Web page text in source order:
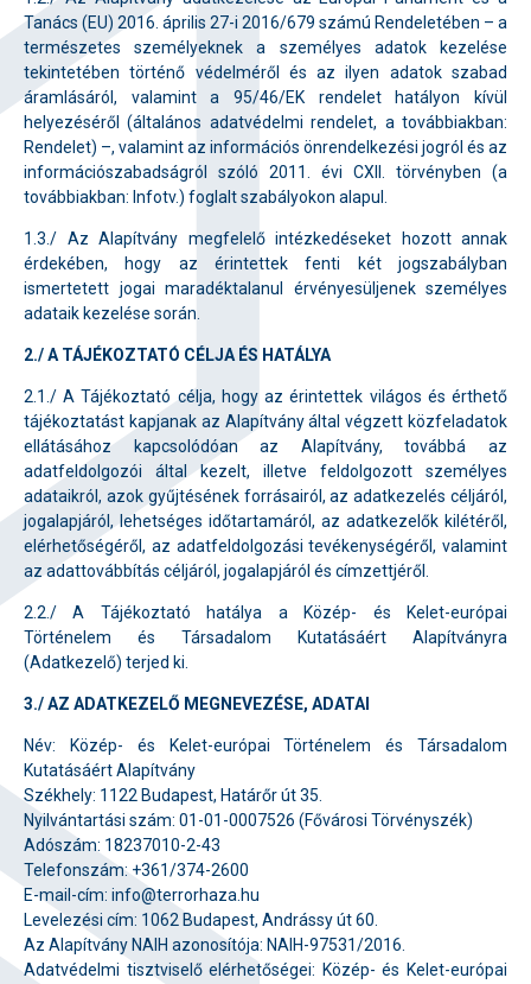
Tanács (EU) 2016. április 27-i 2016/679 számú Rendeletében – a
természetes személyeknek a személyes adatok kezelése
tekintetében történő védelméről és az ilyen adatok szabad
áramlásáról, valamint a 95/46/EK rendelet hatályon kívül
helyezéséről (általános adatvédelmi rendelet, a továbbiakban:
Rendelet) –, valamint az információs önrendelkezési jogról és az
információszabadságról szóló 2011. évi CXII. törvényben (a
továbbiakban: Infotv.) foglalt szabályokon alapul.
1.3./ Az Alapítvány megfelelő intézkedéseket hozott annak
érdekében, hogy az érintettek fenti két jogszabályban
ismertetett jogai maradéktalanul érvényesüljenek személyes
adataik kezelése során.
2./ A TÁJÉKOZTATÓ CÉLJA ÉS HATÁLYA
2.1./ A Tájékoztató célja, hogy az érintettek világos és érthető
tájékoztatást kapjanak az Alapítvány által végzett közfeladatok
ellátásához kapcsolódóan az Alapítvány, továbbá az
adatfeldolgozói által kezelt, illetve feldolgozott személyes
adataikról, azok gyűjtésének forrásairól, az adatkezelés céljáról,
jogalapjáról, lehetséges időtartamáról, az adatkezelők kilétéről,
elérhetőségéről, az adatfeldolgozási tevékenységéről, valamint
az adattovábbítás céljáról, jogalapjáról és címzettjéről.
2.2./ A Tájékoztató hatálya a Közép- és Kelet-európai
Történelem és Társadalom Kutatásáért Alapítványra
(Adatkezelő) terjed ki.
3./ AZ ADATKEZELŐ MEGNEVEZÉSE, ADATAI
Név: Közép- és Kelet-európai Történelem és Társadalom
Kutatásáért Alapítvány
Székhely: 1122 Budapest, Határőr út 35.
Nyilvántartási szám: 01-01-0007526 (Fővárosi Törvényszék)
Adószám: 18237010-2-43
Telefonszám: +361/374-2600
E-mail-cím: info@terrorhaza.hu
Levelezési cím: 1062 Budapest, Andrássy út 60.
Az Alapítvány NAIH azonosítója: NAIH-97531/2016.
Adatvédelmi tisztviselő elérhetőségei: Közép- és Kelet-európai